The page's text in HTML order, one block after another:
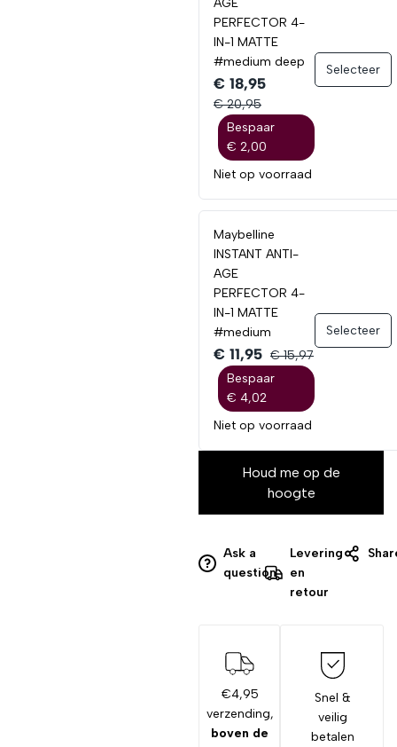
AGE
PERFECTOR 4-
IN-1 MATTE
#medium deep
€ 18,95
€ 20,95
Bespaar
€ 2,00
Niet op voorraad
Selecteer
Maybelline
INSTANT ANTI-
AGE
PERFECTOR 4-
IN-1 MATTE
#medium
€ 11,95 € 15,97
Bespaar
€ 4,02
Niet op voorraad
Selecteer
Houd me op de
hoogte
Ask a
question
Levering
en
retour
€4,95
verzending,
boven de
Snel &
veilig
betalen